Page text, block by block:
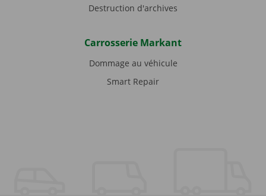
Destruction d'archives
Carrosserie Markant
Dommage au véhicule
Smart Repair